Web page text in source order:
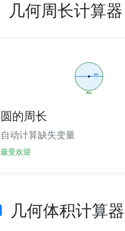
几何周长计算器
圆的周长
自动计算缺失变量
最受欢迎
几何体积计算器